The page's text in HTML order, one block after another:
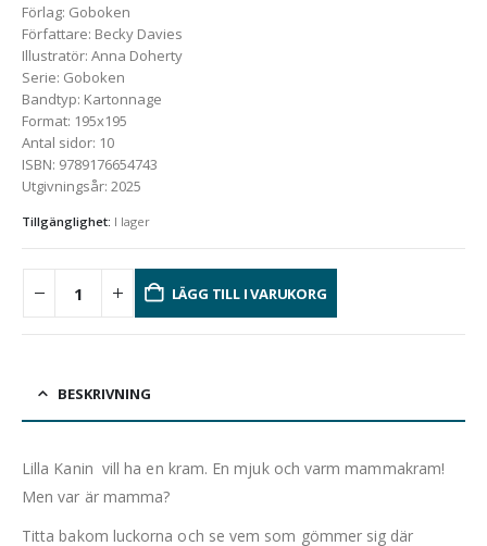
Förlag: Goboken
Författare: Becky Davies
Illustratör: Anna Doherty
Serie: Goboken
Bandtyp: Kartonnage
Format: 195x195
Antal sidor: 10
ISBN: 9789176654743
Utgivningsår: 2025
Tillgänglighet: I lager
LÄGG TILL I VARUKORG
BESKRIVNING
Lilla Kanin vill ha en kram. En mjuk och varm mammakram!
Men var är mamma?
Titta bakom luckorna och se vem som gömmer sig där